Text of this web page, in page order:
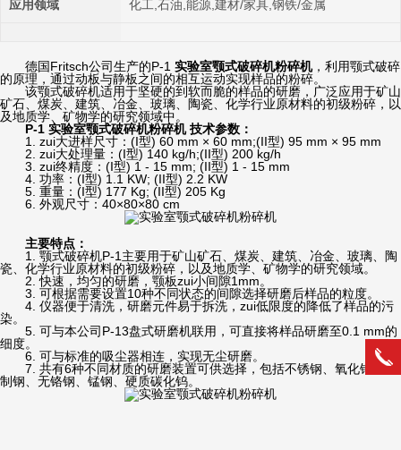
应用领域 化工,石油,能源,建材/家具,钢铁/金属
德国Fritsch公司生产的P-1 实验室颚式破碎机粉碎机，利用颚式破碎
的原理，通过动板与静板之间的相互运动实现样品的粉碎。
该颚式破碎机适用于坚硬的到软而脆的样品的研磨，广泛应用于矿山
矿石、煤炭、建筑、冶金、玻璃、陶瓷、化学行业原材料的初级粉碎，以
及地质学、矿物学的研究领域中。
P-1 实验室颚式破碎机粉碎机技术参数：
1. zui大进样尺寸：(I型) 60 mm × 60 mm;(II型) 95 mm × 95 mm
2. zui大处理量：(I型) 140 kg/h;(II型) 200 kg/h
3. zui终精度：(I型) 1 - 15 mm; (II型) 1 - 15 mm
4. 功率：(I型) 1.1 KW; (II型) 2.2 KW
5. 重量：(I型) 177 Kg; (II型) 205 Kg
6. 外观尺寸：40×80×80 cm
主要特点：
1. 颚式破碎机P-1主要用于矿山矿石、煤炭、建筑、冶金、玻璃、陶
瓷、化学行业原材料的初级粉碎，以及地质学、矿物学的研究领域。
2. 快速，均匀的研磨，颚板zui小间隙1mm。
3. 可根据需要设置10种不同状态的间隙选择研磨后样品的粒度。
4. 仪器便于清洗，研磨元件易于拆洗，zui低限度的降低了样品的污
染。
5. 可与本公司P-13盘式研磨机联用，可直接将样品研磨至0.1 mm的
细度。
6. 可与标准的吸尘器相连，实现无尘研磨。
7. 共有6种不同材质的研磨装置可供选择，包括不锈钢、氧化锆、调
制钢、无铬钢、锰钢、硬质碳化钨。